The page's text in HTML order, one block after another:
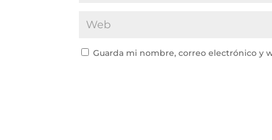
Guarda mi nombre, correo electrónico y